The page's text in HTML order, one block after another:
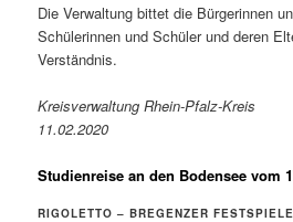
Die Verwaltung bittet die Bürgerinnen
Schülerinnen und Schüler und deren
Verständnis.
Kreisverwaltung Rhein-Pfalz-Kreis
11.02.2020
Studienreise an den Bodensee vom
RIGOLETTO – BREGENZER FESTSPIELE